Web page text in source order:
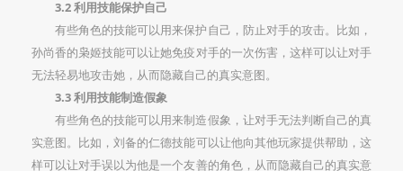
3.2 利用技能保护自己
有些角色的技能可以用来保护自己，防止对手的攻击。比如，
孙尚香的枭姬技能可以让她免疫对手的一次伤害，这样可以让对手
无法轻易地攻击她，从而隐藏自己的真实意图。
3.3 利用技能制造假象
有些角色的技能可以用来制造假象，让对手无法判断自己的真
实意图。比如，刘备的仁德技能可以让他向其他玩家提供帮助，这
样可以让对手误以为他是一个友善的角色，从而隐藏自己的真实意